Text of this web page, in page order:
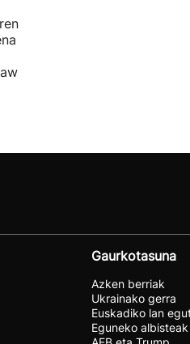
Gaurkotasuna
Azken berriak
Ukrainako gerra
Euskadiko lan
Eguneko albisteak